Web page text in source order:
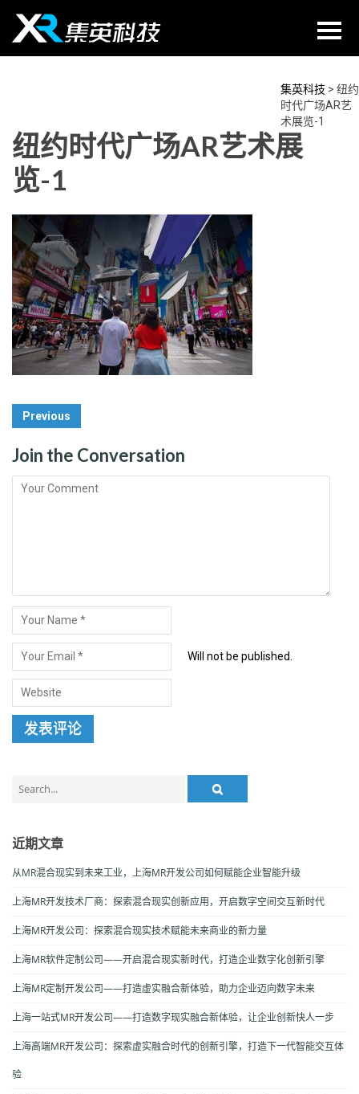
content
集英科技 > 纽约
时代广场AR艺
术展览-1
纽约时代广场AR艺术展
览-1
Post
Navigation
Previous
Join the Conversation
Will not be published.
for:
近期文章
从MR混合现实到未来工业，上海MR开发公司如何赋能企业智能升级
上海MR开发技术厂商：探索混合现实创新应用，开启数字空间交互新时代
上海MR开发公司：探索混合现实技术赋能未来商业的新力量
上海MR软件定制公司——开启混合现实新时代，打造企业数字化创新引擎
上海MR定制开发公司——打造虚实融合新体验，助力企业迈向数字未来
上海一站式MR开发公司——打造数字现实融合新体验，让企业创新快人一步
上海高端MR开发公司：探索虚实融合时代的创新引擎，打造下一代智能交互体
验